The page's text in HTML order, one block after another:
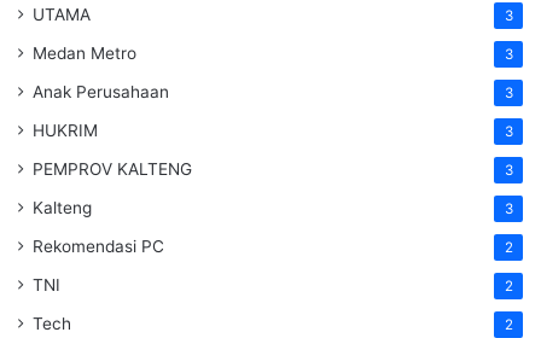
UTAMA 3
Medan Metro 3
Anak Perusahaan 3
HUKRIM 3
PEMPROV KALTENG 3
Kalteng 3
Rekomendasi PC 2
TNI 2
Tech 2